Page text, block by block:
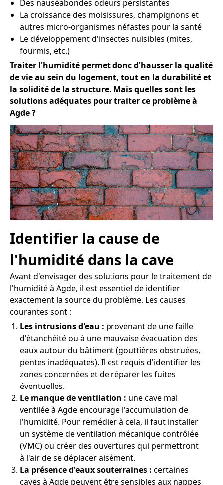
Des nauséabondes odeurs persistantes
La croissance des moisissures, champignons et
autres micro-organismes néfastes pour la santé
Le développement d'insectes nuisibles (mites,
fourmis, etc.)
Traiter l'humidité permet donc d'hausser la qualité
de vie au sein du logement, tout en la durabilité et
la solidité de la structure. Mais quelles sont les
solutions adéquates pour traiter ce problème à
Agde ?
Identifier la cause de
l'humidité dans la cave
Avant d'envisager des solutions pour le traitement de
l'humidité à Agde, il est essentiel de identifier
exactement la source du problème. Les causes
courantes sont :
Les intrusions d'eau : provenant de une faille
d'étanchéité ou à une mauvaise évacuation des
eaux autour du bâtiment (gouttières obstruées,
pentes inadéquates). Il est requis d'identifier les
zones concernées et de réparer les fuites
éventuelles.
Le manque de ventilation : une cave mal
ventilée à Agde encourage l'accumulation de
l'humidité. Pour remédier à cela, il faut installer
un système de ventilation mécanique contrôlée
(VMC) ou créer des ouvertures qui permettront
à l'air de se déplacer aisément.
La présence d'eaux souterraines : certaines
caves à Agde peuvent être sensibles aux nappes